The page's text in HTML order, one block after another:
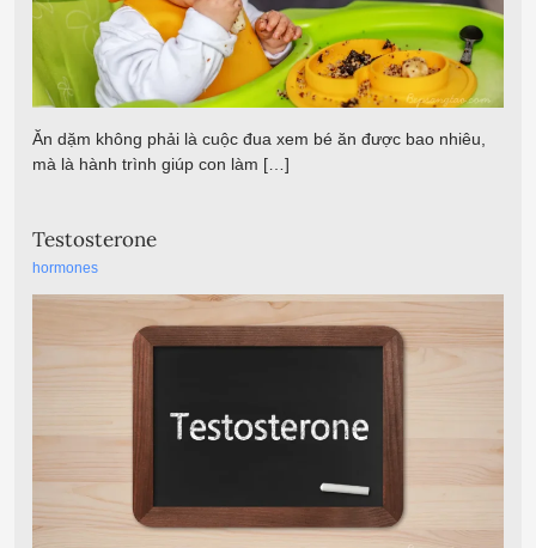
Ăn dặm không phải là cuộc đua xem bé ăn được bao nhiêu,
mà là hành trình giúp con làm […]
Testosterone
hormones